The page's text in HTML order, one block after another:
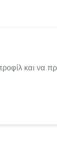
και να